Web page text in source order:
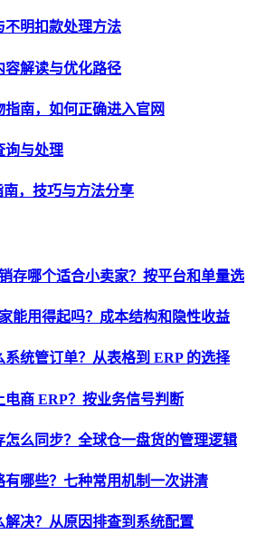
不明扣款处理方法
容解读与优化路径
指南，如何正确进入官网
询与处理
南，技巧与方法分享
存哪个适合小卖家？按平台和单量选
能用得起吗？成本结构和隐性收益
系统管订单？从表格到 ERP 的选择
电商 ERP？按业务信号判断
怎么同步？全球仓一盘货的管理逻辑
有哪些？七种常用机制一次讲清
解决？从原因排查到系统配置